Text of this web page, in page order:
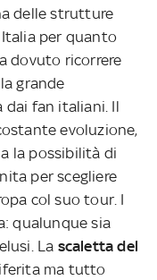
delle strutture
per quanto
dovuto ricorrere
grande
dai fan italiani. Il
evoluzione,
la possibilità di
per scegliere
col suo tour. I
qualunque sia
La scaletta del
ma tutto